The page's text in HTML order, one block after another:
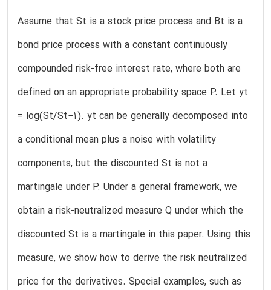
Assume that St is a stock price process and Bt is a
bond price process with a constant continuously
compounded risk-free interest rate, where both are
defined on an appropriate probability space P. Let yt
= log(St/St−1). yt can be generally decomposed into
a conditional mean plus a noise with volatility
components, but the discounted St is not a
martingale under P. Under a general framework, we
obtain a risk-neutralized measure Q under which the
discounted St is a martingale in this paper. Using this
measure, we show how to derive the risk neutralized
price for the derivatives. Special examples, such as